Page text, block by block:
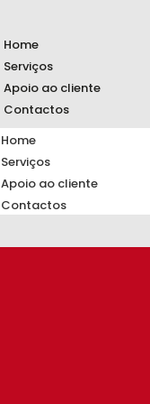
Home
Serviços
Apoio ao cliente
Contactos
Home
Serviços
Apoio ao cliente
Contactos